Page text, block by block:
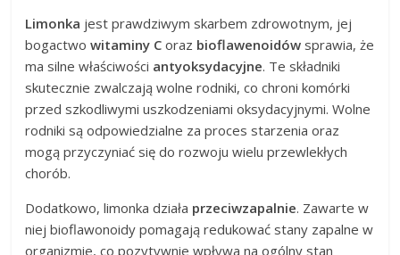
Limonka jest prawdziwym skarbem zdrowotnym, jej
bogactwowitaminy C oraz bioflawenoidów sprawia, że
ma silne właściwości antyoksydacyjne. Te składniki
skutecznie zwalczają wolne rodniki, co chroni komórki
przed szkodliwymi uszkodzeniami oksydacyjnymi. Wolne
rodniki są odpowiedzialne za proces starzenia oraz
mogą przyczyniać się do rozwoju wielu przewlekłych
chorób.
Dodatkowo, limonka działa przeciwzapalnie. Zawarte w
niej bioflawonoidy pomagają redukować stany zapalne w
organizmie, co pozytywnie wpływa na ogólny stan